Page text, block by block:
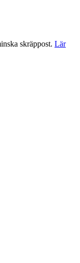
skräppost. Lär